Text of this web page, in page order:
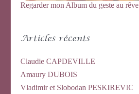
Regarder mon Album du geste au rêve
Articles récents
Claudie CAPDEVILLE
Amaury DUBOIS
Vladimir et Slobodan PESKIREVIC